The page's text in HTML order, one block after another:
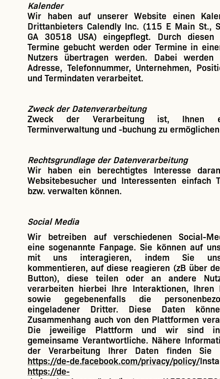
Kalender
Wir haben auf unserer Website einen
Drittanbieters Calendly Inc. (115 E Main St.,
GA 30518 USA) eingepflegt. Durch diesen
Termine gebucht werden oder Termine in
Nutzers übertragen werden. Dabei werden
Adresse, Telefonnummer, Unternehmen,
und Termindaten verarbeitet.
Zweck der Datenverarbeitung
Zweck der Verarbeitung ist, Ihnen
Terminverwaltung und -buchung zu
Rechtsgrundlage der Datenverarbeitung
Wir haben ein berechtigtes Interesse
Websitebesucher und Interessenten einfach
bzw. verwalten können.
Social Media
Wir betreiben auf verschiedenen Social-
eine sogenannte Fanpage. Sie können auf
mit uns interagieren, indem Sie
kommentieren, auf diese reagieren (zB über
Button), diese teilen oder an andere
verarbeiten hierbei Ihre Interaktionen, Ihren
sowie gegebenenfalls die
eingeladener Dritter. Diese Daten
Zusammenhang auch von den Plattformen
Die jeweilige Plattform und wir sind
gemeinsame Verantwortliche. Nähere
der Verarbeitung Ihrer Daten finden Sie
https://de-de.facebook.com/privacy/policy/
https://de-